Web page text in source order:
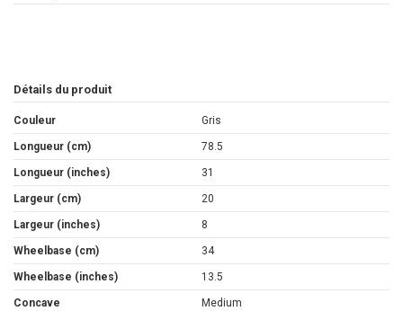
Détails du produit
Couleur Gris
Longueur (cm) 78.5
Longueur (inches) 31
Largeur (cm) 20
Largeur (inches) 8
Wheelbase (cm) 34
Wheelbase (inches) 13.5
Concave Medium